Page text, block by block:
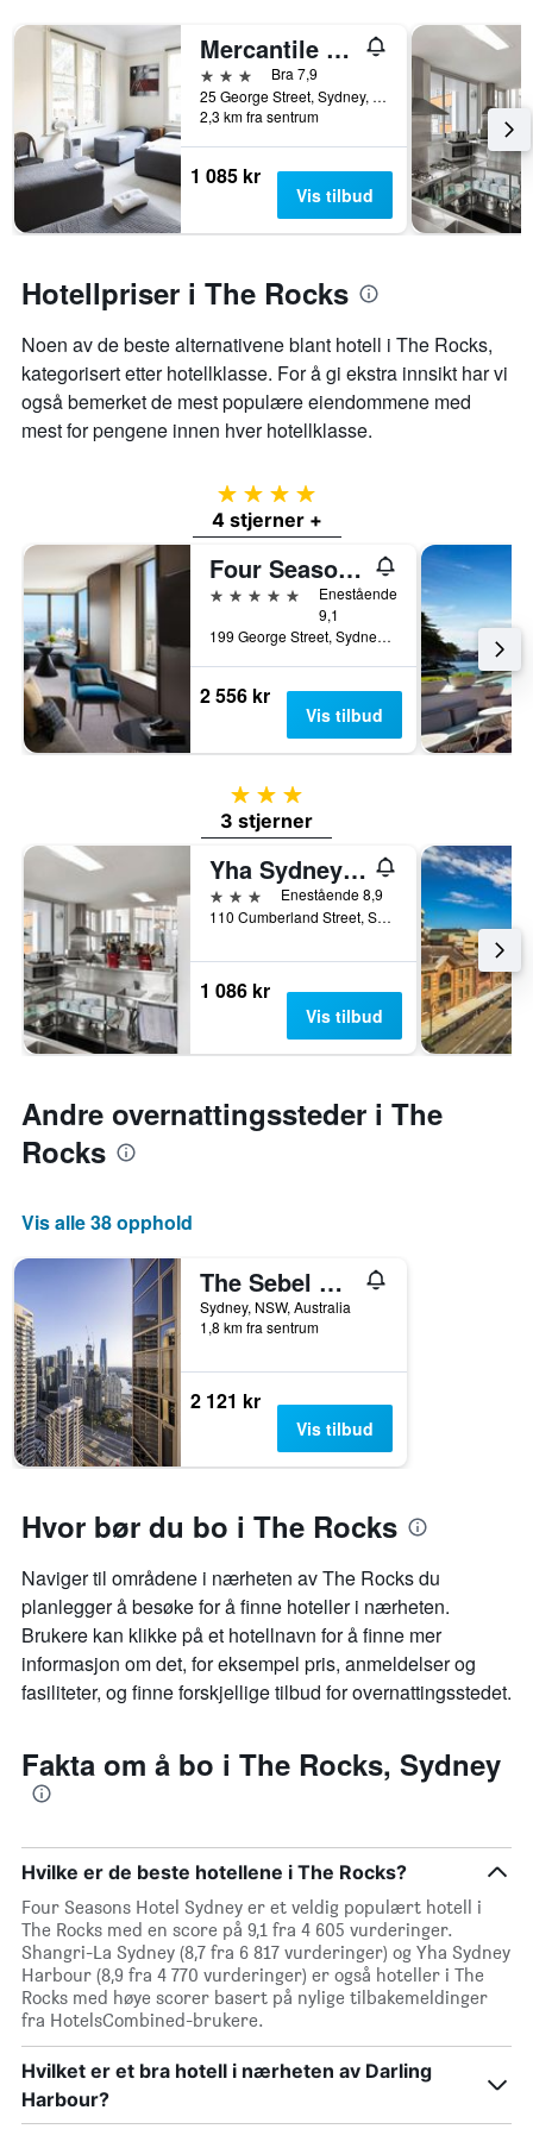
akse
viser
gjennomsnittsprisen
på
et
rom
Mercantile Hotel
3 stjernerBra 7,9
25 George Street, Sydney, NSW, Australia
2,3 km fra sentrum
1 085 kr
Vis tilbud
Hotellpriser i The Rocks
Noen av de beste alternativene blant hotell i The Rocks,
kategorisert etter hotellklasse. For å gi ekstra innsikt har vi
også bemerket de mest populære eiendommene med
mest for pengene innen hver hotellklasse.
4 stjerner
4 stjerner +
Four Seasons Hotel Sydney
5 stjerner
Enestående
9,1
199 George Street, Sydney, NSW, Australia
2 556 kr
Vis tilbud
3 stjerner
3 stjerner
Yha Sydney Harbour
3 stjernerEnestående 8,9
110 Cumberland Street, Sydney, NSW, Australia
1 086 kr
Vis tilbud
Andre overnattingssteder i The
Rocks
Vis alle 38 opphold
The Sebel Quay West Suites Sydney
Sydney, NSW, Australia
1,8 km fra sentrum
2 121 kr
Vis tilbud
Hvor bør du bo i The Rocks
Naviger til områdene i nærheten av The Rocks du
planlegger å besøke for å finne hoteller i nærheten.
Brukere kan klikke på et hotellnavn for å finne mer
informasjon om det, for eksempel pris, anmeldelser og
fasiliteter, og finne forskjellige tilbud for overnattingsstedet.
Fakta om å bo i The Rocks, Sydney
Hvilke er de beste hotellene i The Rocks?
Four Seasons Hotel Sydney er et veldig populært hotell i
The Rocks med en score på 9,1 fra 4 605 vurderinger.
Shangri-La Sydney (8,7 fra 6 817 vurderinger) og Yha Sydney
Harbour (8,9 fra 4 770 vurderinger) er også hoteller i The
Rocks med høye scorer basert på nylige tilbakemeldinger
fra HotelsCombined-brukere.
Hvilket er et bra hotell i nærheten av Darling
Harbour?